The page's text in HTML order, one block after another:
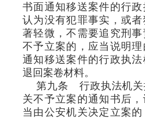
书面通知移送案件的行政
认为没有犯罪事实，或者
著轻微，不需要追究刑
不予立案的，应当说明
通知移送案件的行政执
退回案卷材料。
第九条 行政执法机
关不予立案的通知书后
当由公安机关决定立案